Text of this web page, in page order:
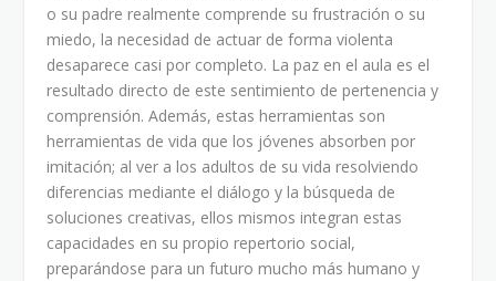
o su padre realmente comprende su frustración o su
miedo, la necesidad de actuar de forma violenta
desaparece casi por completo. La paz en el aula es el
resultado directo de este sentimiento de pertenencia y
comprensión. Además, estas herramientas son
herramientas de vida que los jóvenes absorben por
imitación; al ver a los adultos de su vida resolviendo
diferencias mediante el diálogo y la búsqueda de
soluciones creativas, ellos mismos integran estas
capacidades en su propio repertorio social,
preparándose para un futuro mucho más humano y